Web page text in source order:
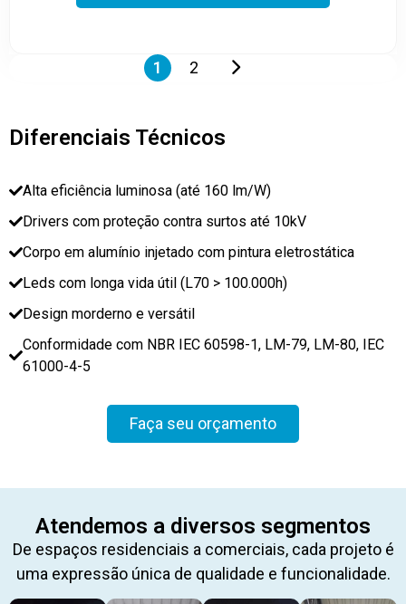
1 2
Diferenciais Técnicos
Alta eficiência luminosa (até 160 lm/W)
Drivers com proteção contra surtos até 10kV
Corpo em alumínio injetado com pintura eletrostática
Leds com longa vida útil (L70 > 100.000h)
Design morderno e versátil
Conformidade com NBR IEC 60598-1, LM-79, LM-80, IEC
61000-4-5
Faça seu orçamento
Atendemos a diversos segmentos
De espaços residenciais a comerciais, cada projeto é
uma expressão única de qualidade e funcionalidade.